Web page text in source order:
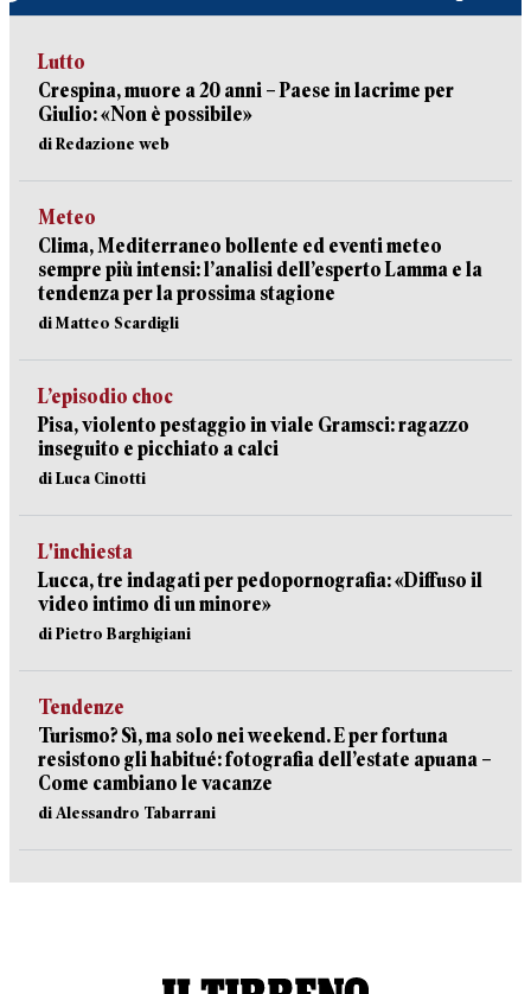
Lutto
Crespina, muore a 20 anni – Paese in lacrime per
Giulio: «Non è possibile»
di Redazione web
Meteo
Clima, Mediterraneo bollente ed eventi meteo
sempre più intensi: l’analisi dell’esperto Lamma e la
tendenza per la prossima stagione
di Matteo Scardigli
L’episodio choc
Pisa, violento pestaggio in viale Gramsci: ragazzo
inseguito e picchiato a calci
di Luca Cinotti
L'inchiesta
Lucca, tre indagati per pedopornografia: «Diffuso il
video intimo di un minore»
di Pietro Barghigiani
Tendenze
Turismo? Sì, ma solo nei weekend. E per fortuna
resistono gli habitué: fotografia dell’estate apuana –
Come cambiano le vacanze
di Alessandro Tabarrani